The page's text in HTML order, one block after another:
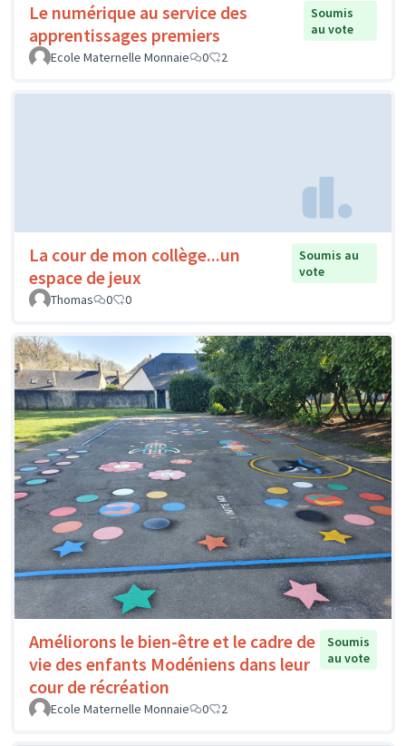
Le numérique au service des
apprentissages premiers
Soumis
au vote
Ecole Maternelle Monnaie
0 2
La cour de mon collège...un
espace de jeux
Soumis au
vote
Thomas
0 0
Améliorons le bien-être et le cadre de
vie des enfants Modéniens dans leur
cour de récréation
Soumis
au vote
Ecole Maternelle Monnaie 0 2